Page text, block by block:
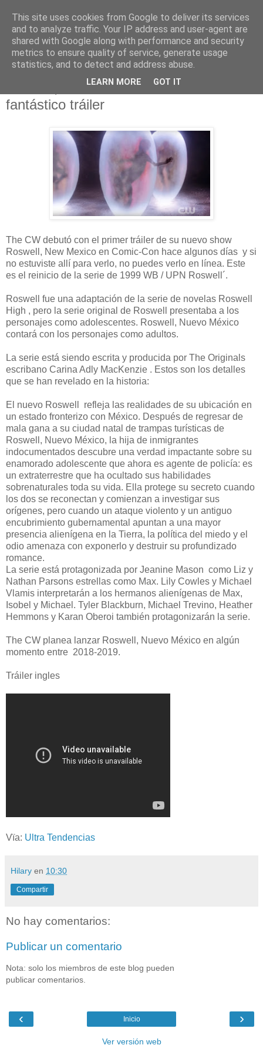
Roswell, New Mexico ofrece un
fantástico tráiler
The CW debutó con el primer tráiler de su nuevo show
Roswell, New Mexico en Comic-Con hace algunos días y si
no estuviste allí para verlo, no puedes verlo en línea. Este
es el reinicio de la serie de 1999 WB / UPN Roswell´.
Roswell fue una adaptación de la serie de novelas Roswell
High , pero la serie original de Roswell presentaba a los
personajes como adolescentes. Roswell, Nuevo México
contará con los personajes como adultos.
La serie está siendo escrita y producida por The Originals
escribano Carina Adly MacKenzie . Estos son los detalles
que se han revelado en la historia:
El nuevo Roswell refleja las realidades de su ubicación en
un estado fronterizo con México. Después de regresar de
mala gana a su ciudad natal de trampas turísticas de
Roswell, Nuevo México, la hija de inmigrantes
indocumentados descubre una verdad impactante sobre su
enamorado adolescente que ahora es agente de policía: es
un extraterrestre que ha ocultado sus habilidades
sobrenaturales toda su vida. Ella protege su secreto cuando
los dos se reconectan y comienzan a investigar sus
orígenes, pero cuando un ataque violento y un antiguo
encubrimiento gubernamental apuntan a una mayor
presencia alienígena en la Tierra, la política del miedo y el
odio amenaza con exponerlo y destruir su profundizado
romance.
La serie está protagonizada por Jeanine Mason como Liz y
Nathan Parsons estrellas como Max. Lily Cowles y Michael
Vlamis interpretarán a los hermanos alienígenas de Max,
Isobel y Michael. Tyler Blackburn, Michael Trevino, Heather
Hemmons y Karan Oberoi también protagonizarán la serie.
The CW planea lanzar Roswell, Nuevo México en algún
momento entre 2018-2019.
Tráiler ingles
Vïa: Ultra Tendencias
Hilary en 10:30
Compartir
No hay comentarios:
Publicar un comentario
Nota: solo los miembros de este blog pueden
publicar comentarios.
‹ ›
Inicio
Ver versión web
This site uses cookies from Google to deliver its services
and to analyze traffic. Your IP address and user-agent are
shared with Google along with performance and security
metrics to ensure quality of service, generate usage
statistics, and to detect and address abuse.
LEARN MORE GOT IT